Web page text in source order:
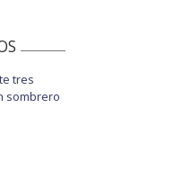
tres
sombrero